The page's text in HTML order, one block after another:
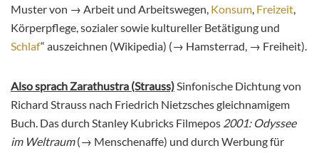
Muster von → Arbeit und Arbeitswegen, Konsum, Freizeit,
Körperpflege, sozialer sowie kultureller Betätigung und
Schlaf“ auszeichnen (Wikipedia) (→ Hamsterrad, → Freiheit).
Also sprach Zarathustra (Strauss)Sinfonische Dichtung von
Richard Strauss nach Friedrich Nietzsches gleichnamigem
Buch. Das durch Stanley Kubricks Filmepos 2001: Odyssee
im Weltraum(→ Menschenaffe) und durch Werbung für